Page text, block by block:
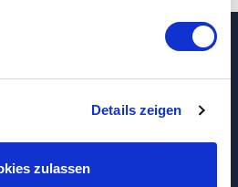
Details zeigen
zulassen
Rechenzentrum